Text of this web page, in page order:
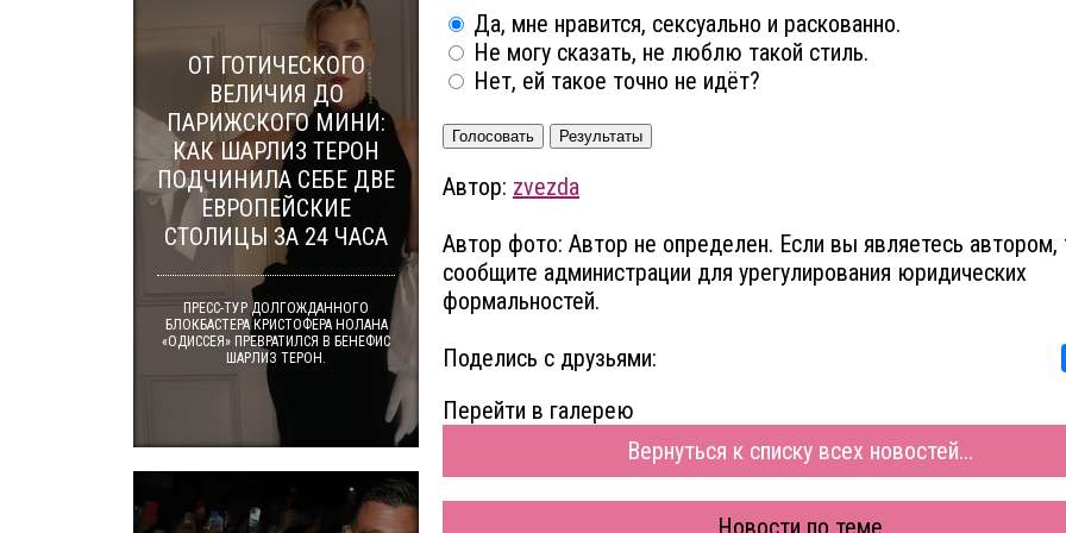
Да, мне нравится, сексуально и раскованно.
Не могу сказать, не люблю такой стиль.
Нет, ей такое точно не идёт?
Голосовать Результаты
Автор: zvezda
Автор фото: Автор не определен. Если вы являетесь автором,
сообщите администрации для урегулирования юридических
формальностей.
Поделись с друзьями:
Перейти в галерею
Вернуться к списку всех новостей...
ОТ ГОТИЧЕСКОГО
ВЕЛИЧИЯ ДО
ПАРИЖСКОГО МИНИ:
КАК ШАРЛИЗ ТЕРОН
ПОДЧИНИЛА СЕБЕ ДВЕ
ЕВРОПЕЙСКИЕ
СТОЛИЦЫ ЗА 24 ЧАСА
ПРЕСС-ТУР ДОЛГОЖДАННОГО
БЛОКБАСТЕРА КРИСТОФЕРА НОЛАНА
«ОДИССЕЯ» ПРЕВРАТИЛСЯ В БЕНЕФИС
ШАРЛИЗ ТЕРОН.